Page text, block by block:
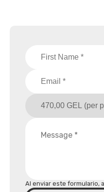
Al enviar este formulario,